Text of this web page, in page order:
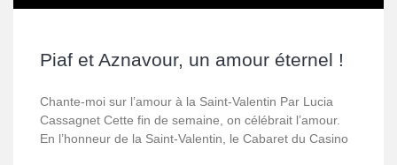
Piaf et Aznavour, un amour éternel !
Chante-moi sur l’amour à la Saint-Valentin Par Lucia
Cassagnet Cette fin de semaine, on célébrait l’amour.
En l’honneur de la Saint-Valentin, le Cabaret du Casino